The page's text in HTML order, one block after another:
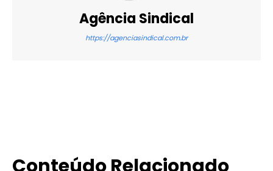
Agência Sindical
https://agenciasindical.com.br